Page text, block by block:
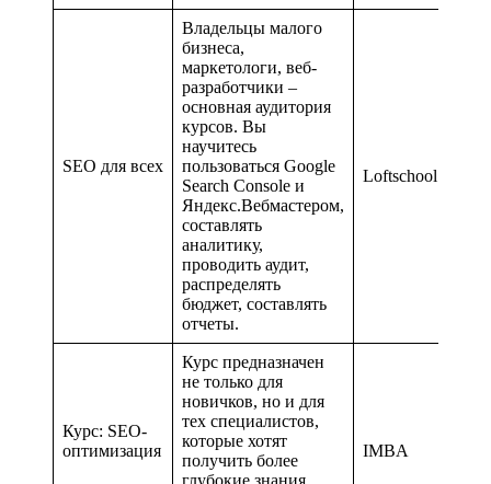
SEO для всех
Владельцы малого
бизнеса,
маркетологи, веб-
разработчики –
основная аудитория
курсов. Вы
научитесь
пользоваться Google
Search Console и
Яндекс.Вебмастером,
составлять
аналитику,
проводить аудит,
распределять
бюджет, составлять
отчеты.
Loftschool
Курс: SEO-
оптимизация
Курс предназначен
не только для
новичков, но и для
тех специалистов,
которые хотят
получить более
глубокие знания,
IMBA